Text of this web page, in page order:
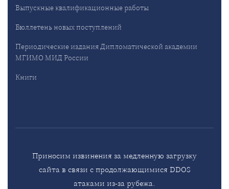
Выпускные квалификационные работы
Бюллетень новых поступлений
Периодические издания Дипломатической академии
МГИМО МИД России
Книги
Приносим извинения за медленную загрузку
сайта в связи с продолжающимися DDOS
атаками из-за рубежа.